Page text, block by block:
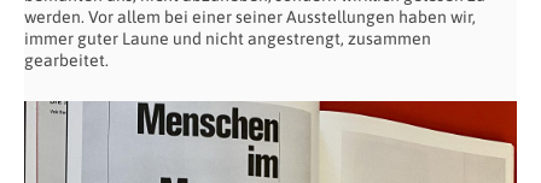
werden. Vor allem bei einer seiner Ausstellungen haben wir,
immer guter Laune und nicht angestrengt, zusammen
gearbeitet.